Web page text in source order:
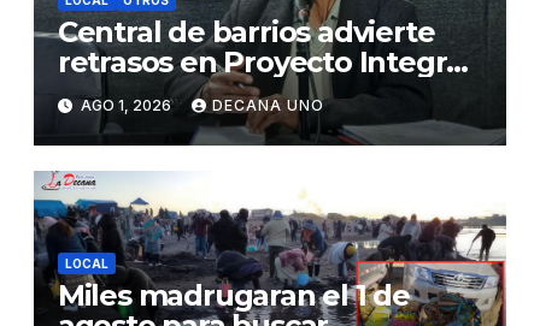
Central de barrios advierte
retrasos en Proyecto Integral
de Agua y Alcantarillado para
Juliaca
AGO 1, 2026 DECANA UNO
LOCAL
Miles madrugaran el 1 de